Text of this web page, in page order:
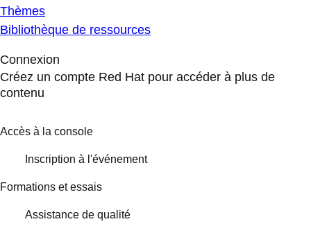
Thèmes
Bibliothèque de ressources
Connexion
Créez un compte Red Hat pour accéder à plus de
contenu
Accès à la console
Inscription à l'événement
Formations et essais
Assistance de qualité